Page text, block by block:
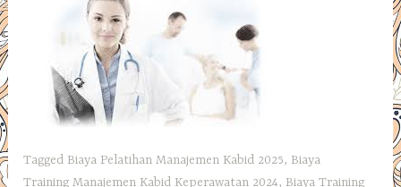
Tagged Biaya Pelatihan Manajemen Kabid 2025, Biaya
Training Manajemen Kabid Keperawatan 2024, Biaya Training